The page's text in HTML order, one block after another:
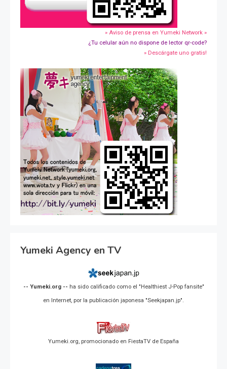
» Aviso de prensa en Yumeki Network »
¿Tu celular aún no dispone de lector qr-code?
» Descárgate uno gratis!
Yumeki Agency en TV
-- Yumeki.org -- ha sido calificado como el "Healthiest J-Pop fansite"
en Internet, por la publicación japonesa "Seekjapan.jp".
Yumeki.org, promocionado en FiestaTV de España